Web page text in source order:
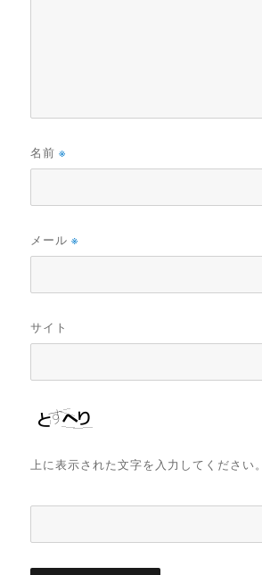
名前※
メール※
サイト
上に表示された文字を入力してください。